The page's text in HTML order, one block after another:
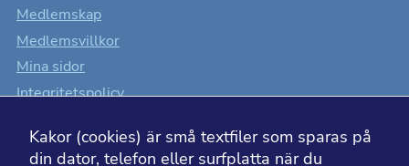
Medlemskap
Medlemsvillkor
Mina sidor
Integritetspolicy
Tillgänglighet
Kakor (cookies) är små textfiler som sparas på
din dator, telefon eller surfplatta när du
att förbättra
funktionalitet
och
uppbyggnad,